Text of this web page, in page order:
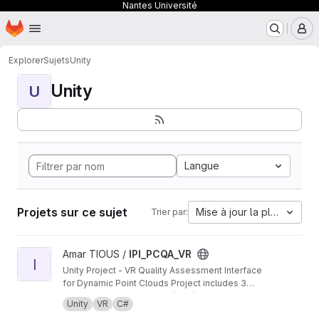
Nantes Université
Passer au contenu principal
Page d'accueil
ExplorerSujetsUnity
U Unity
Langue
Projets sur ce sujet Trier par: Mise à jour la plus
Afficher le projet IPI_PCQA_VR
I
Amar TIOUS / IPI_PCQA_VR
Unity Project - VR Quality Assessment Interface
for Dynamic Point Clouds Project includes 3
methodologies:
Absolute Category Rating (ACR) Side-by-Side
Double Stimulus Impairment Scale (DSIS side-
Unity VR C#